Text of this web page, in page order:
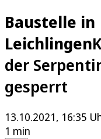
Baustelle in
Leichlingen
der
gesperrt
13.10.2021, 16:35
1 min